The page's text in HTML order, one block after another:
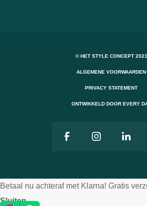
© HET STYLE CONCEPT 2021
ALGEMENE VOORWAARDEN
PRIVACY STATEMENT
ONTWIKKELD DOOR EVERY
Betaal nu achteraf met Klarna! Gratis
Sluiten